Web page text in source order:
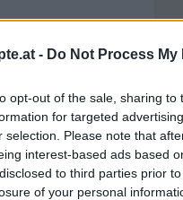
- Do Not Process
opt-out of the sale, sharing
for targeted
selection. Please note that
interest-based ads based
to third parties prior
of your personal
heißer Tee oder ein
Joghurtcreme mit